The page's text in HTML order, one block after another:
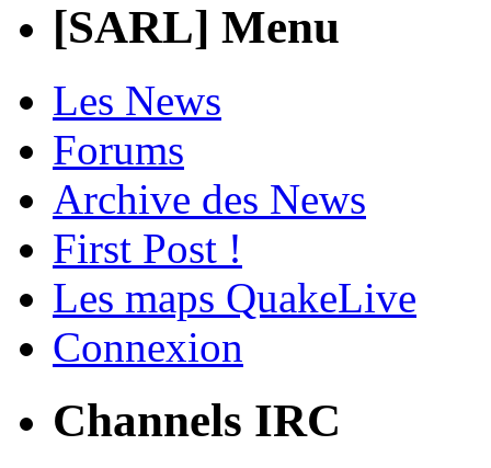
[SARL] Menu
Les News
Forums
Archive des News
First Post !
Les maps QuakeLive
Connexion
Channels IRC